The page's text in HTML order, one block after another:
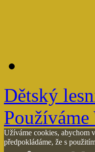
Dětský
Používáme
Užíváme cookies, abychom
předpokládáme, že s